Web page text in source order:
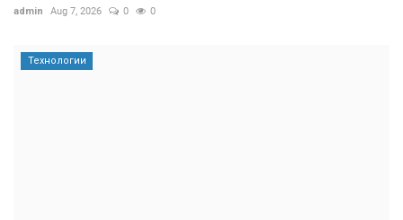
admin Aug 7, 2026 0 0
Технологии